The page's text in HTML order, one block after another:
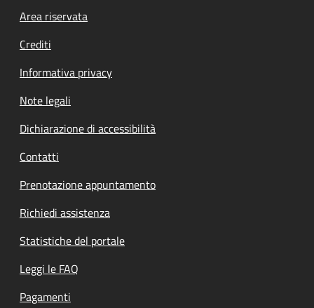
Footer menu
Area riservata
Crediti
Informativa privacy
Note legali
Dichiarazione di accessibilità
Contatti
Prenotazione appuntamento
Richiedi assistenza
Statistiche del portale
Leggi le FAQ
Pagamenti